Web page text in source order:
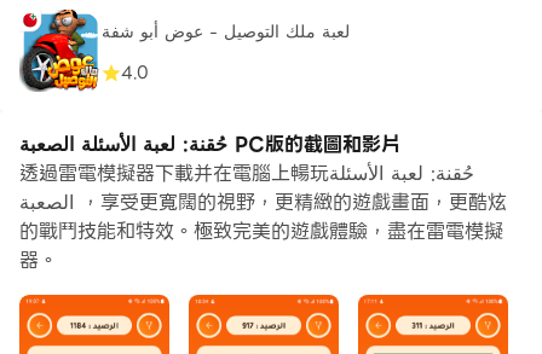
لعبة ملك التوصيل - عوض أبو شفة
4.0
حُقنة: لعبة الأسئلة الصعبة PC版的截圖和影片
透過雷電模擬器下載并在電腦上暢玩حُقنة: لعبة الأسئلة
الصعبة ，享受更寬闊的視野，更精緻的遊戲畫面，更酷炫
的戰鬥技能和特效。極致完美的遊戲體驗，盡在雷電模擬
器。